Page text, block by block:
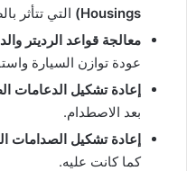
Housings)
التي تتأثر
معالجة قواعد الرديتر
عودة توازن السيارة
إعادة تشكيل الدعامات
بعد الاصطدام.
إعادة تشكيل الصدامات
كما كانت عليه.